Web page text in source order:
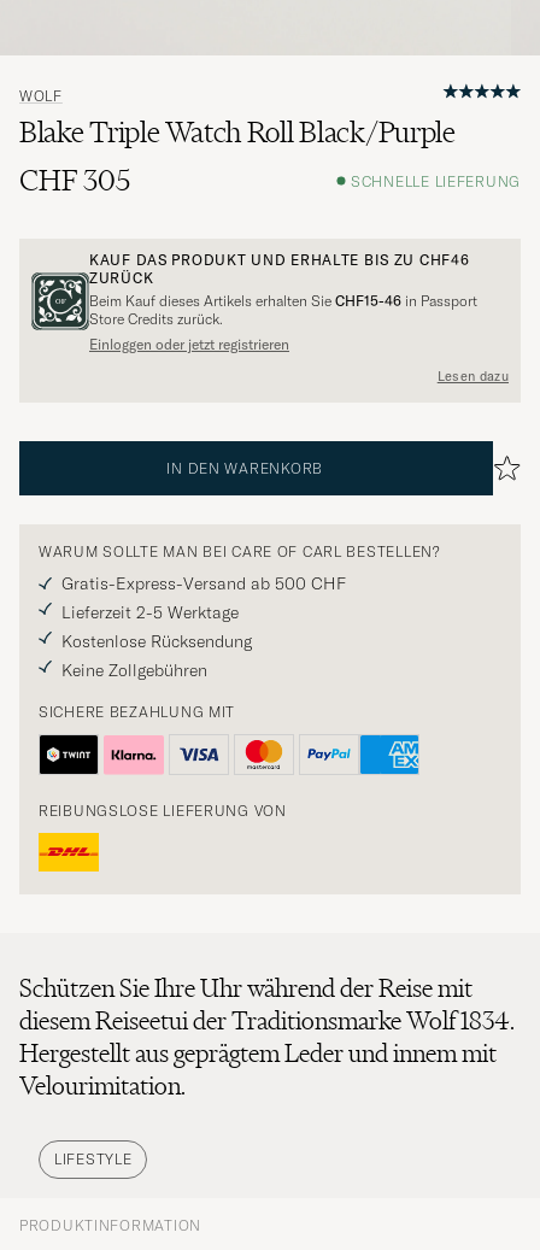
WOLF
Blake Triple Watch Roll Black/Purple
CHF 305
SCHNELLE LIEFERUNG
KAUF DAS PRODUKT UND ERHALTE BIS ZU CHF46
ZURÜCK
Beim Kauf dieses Artikels erhalten Sie CHF15-46 in Passport
Store Credits zurück.
Einloggen oder jetzt registrieren
Lesen dazu
IN DEN WARENKORB
WARUM SOLLTE MAN BEI CARE OF CARL BESTELLEN?
Gratis-Express-Versand ab 500 CHF
Lieferzeit 2-5 Werktage
Kostenlose Rücksendung
Keine Zollgebühren
SICHERE BEZAHLUNG MIT
REIBUNGSLOSE LIEFERUNG VON
Schützen Sie Ihre Uhr während der Reise mit
diesem Reiseetui der Traditionsmarke Wolf 1834.
Hergestellt aus geprägtem Leder und innem mit
Velourimitation.
LIFESTYLE
PRODUKTINFORMATION